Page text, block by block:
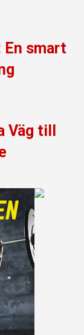
En smart
till